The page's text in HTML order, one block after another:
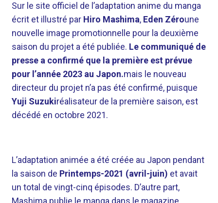
Sur le site officiel de l’adaptation anime du manga
écrit et illustré par Hiro Mashima, Eden Zéroune
nouvelle image promotionnelle pour la deuxième
saison du projet a été publiée. Le communiqué de
presse a confirmé que la première est prévue
pour l’année 2023 au Japon.mais le nouveau
directeur du projet n’a pas été confirmé, puisque
Yuji Suzukiréalisateur de la première saison, est
décédé en octobre 2021.
L’adaptation animée a été créée au Japon pendant
la saison de Printemps-2021 (avril-juin) et avait
un total de vingt-cinq épisodes. D’autre part,
Mashima publie le manga dans le magazine